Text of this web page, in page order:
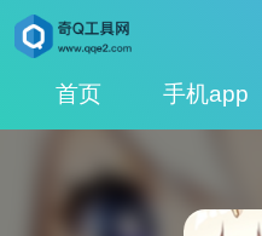
首页 手机app